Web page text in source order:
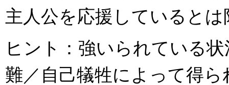
主人公を応援していると
ヒント：強いられている
難／自己犠牲によって得